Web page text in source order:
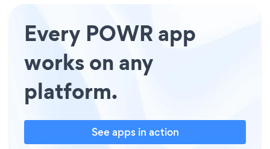
Every POWR app
works on any
platform.
See apps in action